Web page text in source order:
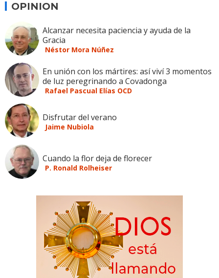
OPINION
Alcanzar necesita paciencia y ayuda de la
Gracia
Néstor Mora Núñez
En unión con los mártires: así viví 3 momentos
de luz peregrinando a Covadonga
Rafael Pascual Elías OCD
Disfrutar del verano
Jaime Nubiola
Cuando la flor deja de florecer
P. Ronald Rolheiser